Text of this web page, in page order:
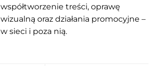
współtworzenie treści, oprawę
wizualną oraz działania promocyjne –
w sieci i poza nią.